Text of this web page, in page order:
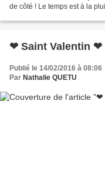
de côté ! Le temps est à la
❤ Saint Valentin ❤
Publié le 14/02/2016 à 08:06
Par Nathalie QUETU